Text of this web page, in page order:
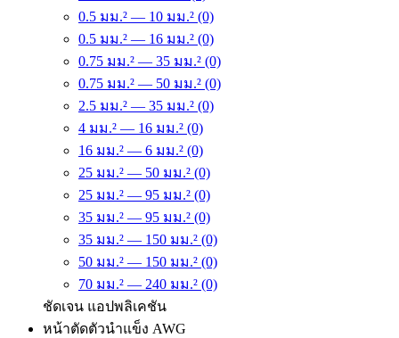
0.5 มม.² — 10 มม.² (0)
0.5 มม.² — 16 มม.² (0)
0.75 มม.² — 35 มม.² (0)
0.75 มม.² — 50 มม.² (0)
2.5 มม.² — 35 มม.² (0)
4 มม.² — 16 มม.² (0)
16 มม.² — 6 มม.² (0)
25 มม.² — 50 มม.² (0)
25 มม.² — 95 มม.² (0)
35 มม.² — 95 มม.² (0)
35 มม.² — 150 มม.² (0)
50 มม.² — 150 มม.² (0)
70 มม.² — 240 มม.² (0)
ชัดเจน แอปพลิเคชัน
หน้าตัดตัวนำแข็ง AWG